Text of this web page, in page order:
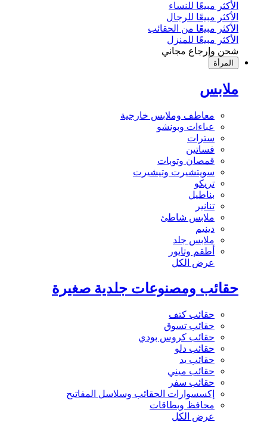
الأكثر مبيعًا للنساء
الأكثر مبيعًا للرجال
الأكثر مبيعًا من الحقائب
الأكثر مبيعًا للمنزل
شحن وإرجاع مجاني
المرأة
ملابس
معاطف وملابس خارجية
عباءات وبونشو
سترات
فساتين
قمصان وتوبات
سويتشيرت وتيشيرت
تريكو
بناطيل
تنانير
ملابس شاطئ
دينيم
ملابس جلد
أطقم وتايور
عرض الكل
حقائب ومصنوعات جلدية صغيرة
حقائب كتف
حقائب تسوق
حقائب كروس بودي
حقائب دلو
حقائب يد
حقائب ميني
حقائب سفر
إكسسوارات الحقائب وسلاسل المفاتيح
محافظ وبطاقات
عرض الكل